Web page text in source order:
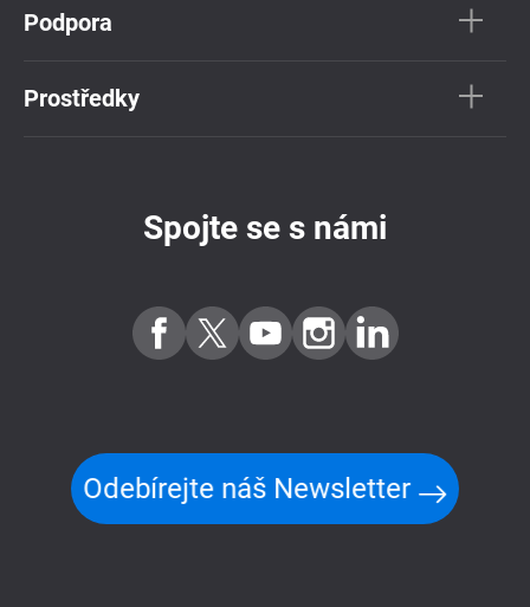
Podpora
Prostředky
Spojte se s námi
Odebírejte náš Newsletter